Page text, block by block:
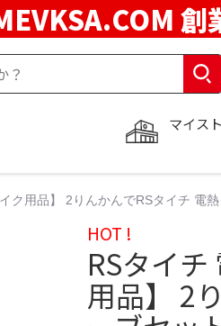
創
マイス
ク用品】 2りんかんでRSタイチ 電
HOT !
RSタイチ
用品】 2